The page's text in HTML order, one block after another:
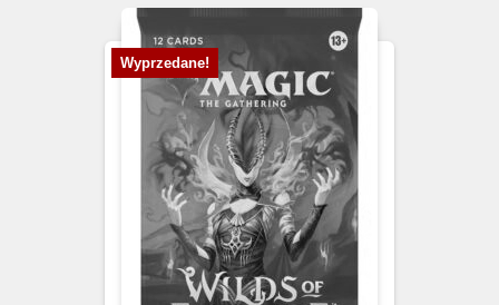
Wyprzedane!